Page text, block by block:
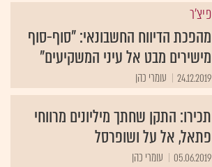
פיצ'ר
מהפכת הדיווח החשבונאי: "סוף-סוף
מישירים מבט אל עיני המשקיעים"
24.12.2019 עומרי כהן
תכירו: התקן שחתך מיליונים מרווחי
פתאל, אל על ושופרסל
05.06.2019 עומרי כהן